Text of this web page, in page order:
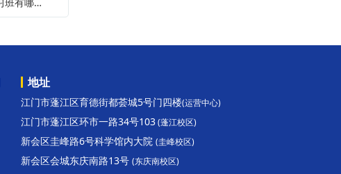
地址
江门市蓬江区育德街都荟城5号门四楼(运营中心)
江门市蓬江区环市一路34号103(蓬江校区)
新会区圭峰路6号科学馆内大院(圭峰校区)
新会区会城东庆南路13号(东庆南校区)